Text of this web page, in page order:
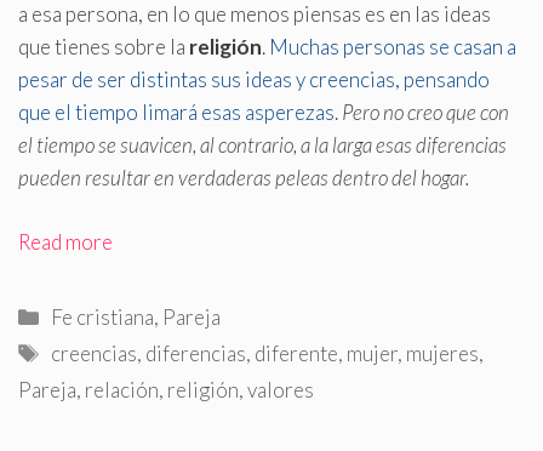
a esa persona, en lo que menos piensas es en las ideas
que tienes sobre la religión. Muchas personas se casan a
pesar de ser distintas sus ideas y creencias, pensando
que el tiempo limará esas asperezas.Pero no creo que con
el tiempo se suavicen, al contrario, a la larga esas diferencias
pueden resultar en verdaderas peleas dentro del hogar.
Read more
Categorías
Fe cristiana, Pareja
Etiquetas
creencias, diferencias, diferente, mujer, mujeres,
Pareja, relación, religión,valores